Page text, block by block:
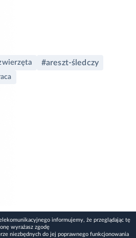
#areszt-śledczy
informujemy, że przeglądając tę
wyrażasz zgodę
niezbędnych do jej poprawnego funkcjonowania